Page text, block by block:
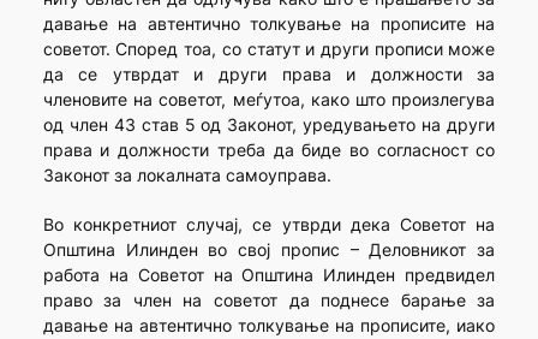
давање на автентично толкување на прописите на
советот. Според тоа, со статут и други прописи може
да се утврдат и други права и должности за
членовите на советот, меѓутоа, како што произлегува
од член 43 став 5 од Законот, уредувањето на други
права и должности треба да биде во согласност со
Законот за локалната самоуправа.
Во конкретниот случај, се утврди дека Советот на
Општина Илинден во свој пропис – Деловникот за
работа на Советот на Општина Илинден предвидел
право за член на советот да поднесе барање за
давање на автентично толкување на прописите, иако